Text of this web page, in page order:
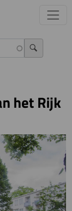
het Rijk